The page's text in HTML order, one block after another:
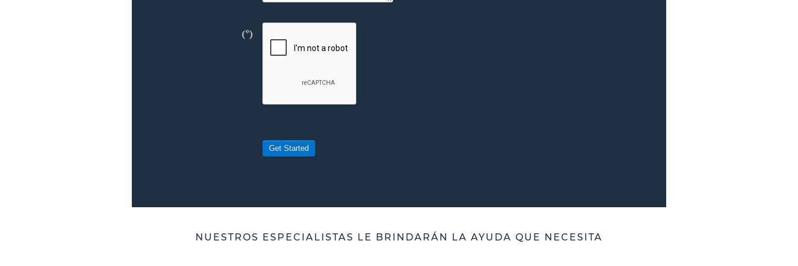
(*)
Get Started
NUESTROS ESPECIALISTAS LE BRINDARÁN LA AYUDA QUE NECESITA